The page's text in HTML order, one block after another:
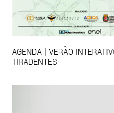
AGENDA | VERÃO
TIRADENTES